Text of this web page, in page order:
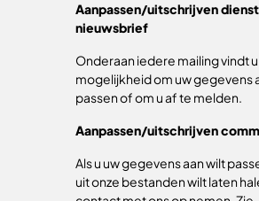
Aanpassen/uitschrijven dienst
nieuwsbrief
Onderaan iedere mailing vindt
mogelijkheid om uw gegevens
passen of om u af te melden.
Aanpassen/uitschrijven
Als u uw gegevens aan wilt
uit onze bestanden wilt laten